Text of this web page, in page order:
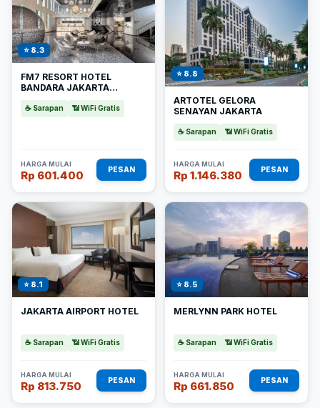
⭐ 8.3
FM7 RESORT HOTEL
BANDARA JAKARTA
☕ Sarapan 📶 WiFi Gratis
HARGA MULAI
Rp 601.400 PESAN
⭐ 8.8
ARTOTEL GELORA
SENAYAN JAKARTA
☕ Sarapan 📶 WiFi Gratis
HARGA MULAI
Rp 1.146.380 PESAN
⭐ 8.1
JAKARTA AIRPORT HOTEL
☕ Sarapan 📶 WiFi Gratis
HARGA MULAI
Rp 813.750 PESAN
⭐ 8.5
MERLYNN PARK HOTEL
☕ Sarapan 📶 WiFi Gratis
HARGA MULAI
Rp 661.850 PESAN